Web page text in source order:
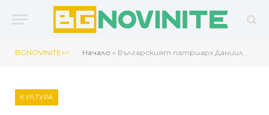
BGNOVINITE>> Начало » Българският патриарх Даниил беше посрещнат тържествено в Кюстендил
КУЛТУРА